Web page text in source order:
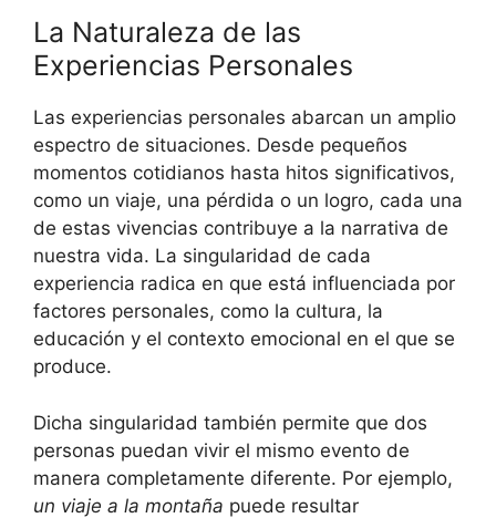
La Naturaleza de las
Experiencias Personales
Las experiencias personales abarcan un amplio
espectro de situaciones. Desde pequeños
momentos cotidianos hasta hitos significativos,
como un viaje, una pérdida o un logro, cada una
de estas vivencias contribuye a la narrativa de
nuestra vida. La singularidad de cada
experiencia radica en que está influenciada por
factores personales, como la cultura, la
educación y el contexto emocional en el que se
produce.
Dicha singularidad también permite que dos
personas puedan vivir el mismo evento de
manera completamente diferente. Por ejemplo,
un viaje a la montaña puede resultar